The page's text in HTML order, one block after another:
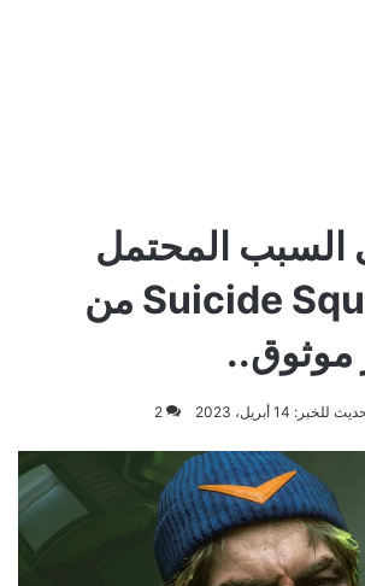
المحتمل
لتأجيل Suicide Squad من
14 أبريل، 2023 2